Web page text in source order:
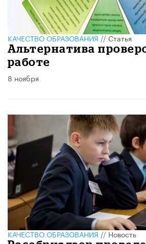
КАЧЕСТВО ОБРАЗОВАНИЯ//Статья
Альтернатива
работе
8 ноября
КАЧЕСТВО ОБРАЗОВАНИЯ//Новость